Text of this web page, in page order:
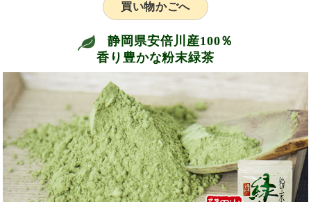
買い物かごへ
静岡県安倍川産100％
香り豊かな粉末緑茶